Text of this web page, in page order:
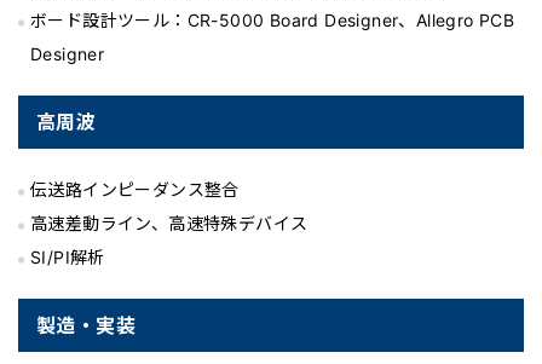
ボード設計ツール：CR-5000 Board Designer、Allegro PCB
Designer
高周波
伝送路インピーダンス整合
高速差動ライン、高速特殊デバイス
SI/PI解析
製造・実装